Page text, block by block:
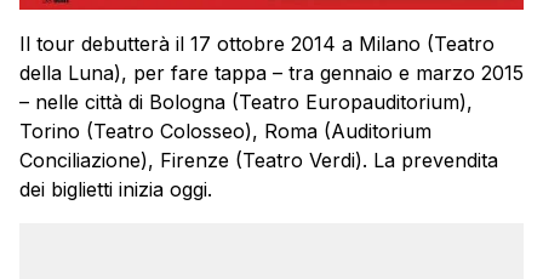
Il tour debutterà il 17 ottobre 2014 a Milano (Teatro
della Luna), per fare tappa – tra gennaio e marzo 2015
– nelle città di Bologna (Teatro Europauditorium),
Torino (Teatro Colosseo), Roma (Auditorium
Conciliazione), Firenze (Teatro Verdi). La prevendita
dei biglietti inizia oggi.